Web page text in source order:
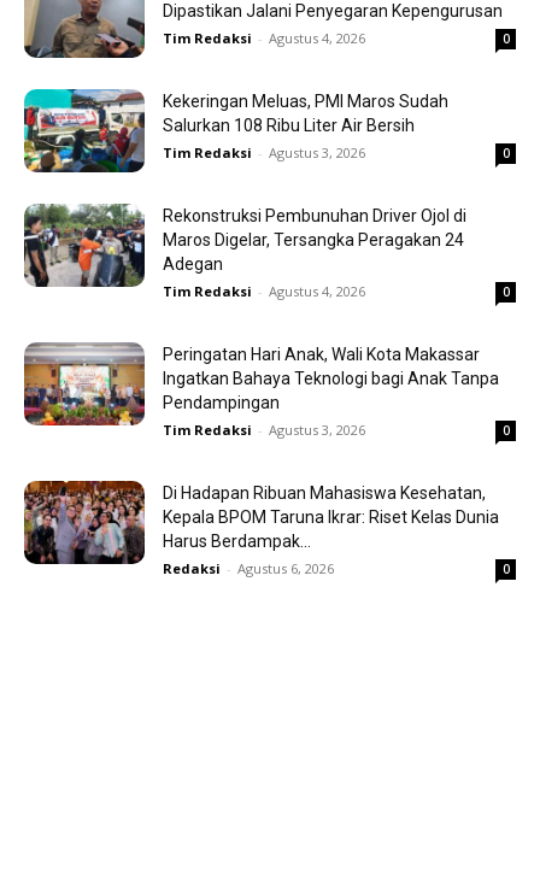
Dipastikan Jalani Penyegaran Kepengurusan
Tim Redaksi - Agustus 4, 2026 0
Kekeringan Meluas, PMI Maros Sudah
Salurkan 108 Ribu Liter Air Bersih
Tim Redaksi - Agustus 3, 2026 0
Rekonstruksi Pembunuhan Driver Ojol di
Maros Digelar, Tersangka Peragakan 24
Adegan
Tim Redaksi - Agustus 4, 2026 0
Peringatan Hari Anak, Wali Kota Makassar
Ingatkan Bahaya Teknologi bagi Anak Tanpa
Pendampingan
Tim Redaksi - Agustus 3, 2026 0
Di Hadapan Ribuan Mahasiswa Kesehatan,
Kepala BPOM Taruna Ikrar: Riset Kelas Dunia
Harus Berdampak...
Redaksi - Agustus 6, 2026 0